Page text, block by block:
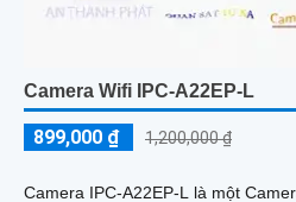
Camera Wifi IPC-A22EP-L
899,000 ₫ 1,200,000 ₫
Camera IPC-A22EP-L là một